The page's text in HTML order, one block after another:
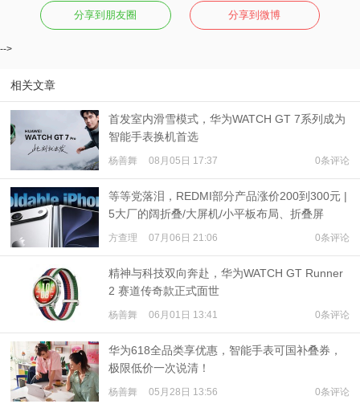
分享到朋友圈 分享到微博
-->
相关文章
首发室内滑雪模式，华为WATCH GT 7系列成为
智能手表换机首选
杨善舞 08月05日 17:37 0条评论
等等党落泪，REDMI部分产品涨价200到300元 |
5大厂的阔折叠/大屏机/小平板布局、折叠屏
iPhone爆料
方查理 07月06日 21:06 0条评论
精神与科技双向奔赴，华为WATCH GT Runner
2 赛道传奇款正式面世
杨善舞 06月01日 13:41 0条评论
华为618全品类享优惠，智能手表可国补叠券，
极限低价一次说清！
杨善舞 05月28日 13:56 0条评论